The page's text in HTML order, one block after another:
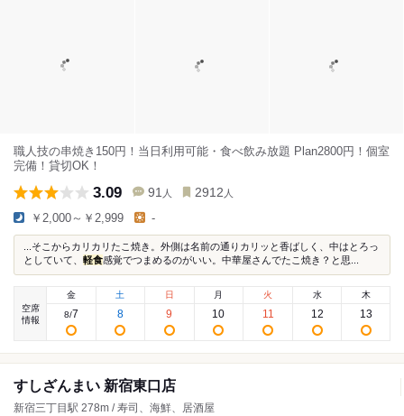
職人技の串焼き150円！当日利用可能・食べ飲み放題 Plan2800円！個室
完備！貸切OK！
3.09 91 人 2912 人
￥2,000～￥2,999 -
...そこからカリカリたこ焼き。外側は名前の通りカリッと香ばしく、中はとろっ
としていて、 軽食感覚でつまめるのがいい。中華屋さんでたこ焼き？と思...
空席
情報
金
8/7
土
8
日
9
月
10
火
11
水
12
木
13
すしざんまい 新宿東口店
新宿三丁目駅 278m / 寿司、海鮮、居酒屋